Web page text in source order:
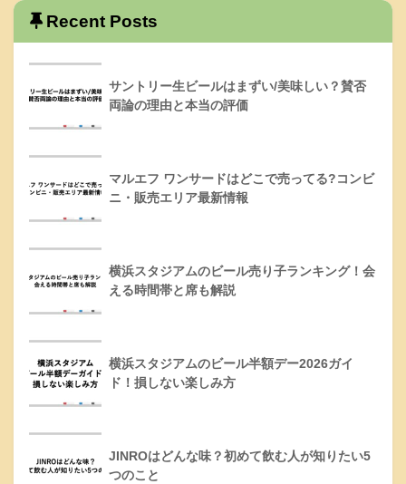
Recent Posts
サントリー生ビールはまずい/美味しい？賛否
両論の理由と本当の評価
マルエフ ワンサードはどこで売ってる?コンビ
ニ・販売エリア最新情報
横浜スタジアムのビール売り子ランキング！会
える時間帯と席も解説
横浜スタジアムのビール半額デー2026ガイ
ド！損しない楽しみ方
JINROはどんな味？初めて飲む人が知りたい5
つのこと